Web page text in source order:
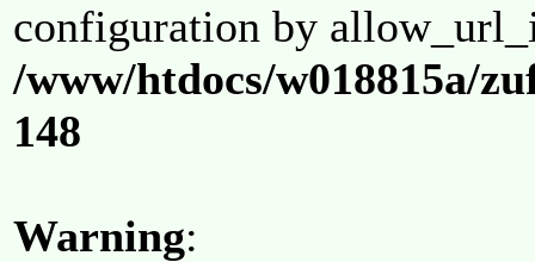
configuration by
/www/htdocs/w018815a/
148
Warning: